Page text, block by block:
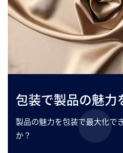
包装で製品の魅力
製品の魅力を包装で最大化で
か？